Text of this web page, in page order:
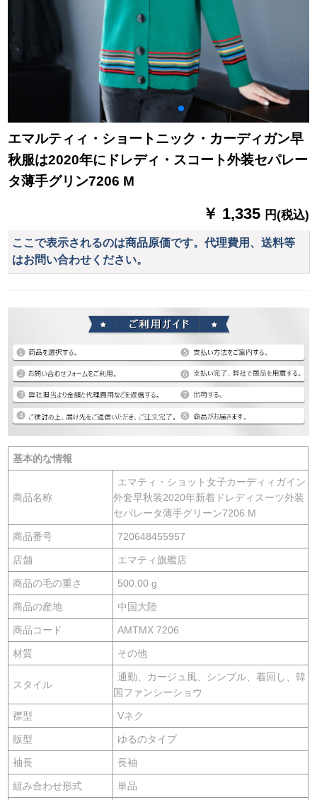
エマルティィ・ショートニック・カーディガン早
秋服は2020年にドレディ・スコート外装セパレー
タ薄手グリン7206 M
￥ 1,335 円(税込)
ここで表示されるのは商品原価です。代理費用、送料等
はお問い合わせください。
基本的な情報
商品名称
エマティ・ショット女子カーディィガイン
外套早秋装2020年新着ドレディスーツ外装
セパレータ薄手グリーン7206 M
商品番号 720648455957
店舗 エマティ旗艦店
商品の毛の重さ 500.00 g
商品の産地 中国大陸
商品コード AMTMX 7206
材質 その他
スタイル
通勤、カージュ風、シンプル、着回し、韓
国ファンシーショウ
襟型 Vネク
版型 ゆるのタイプ
袖長 長袖
組み合わせ形式 単品